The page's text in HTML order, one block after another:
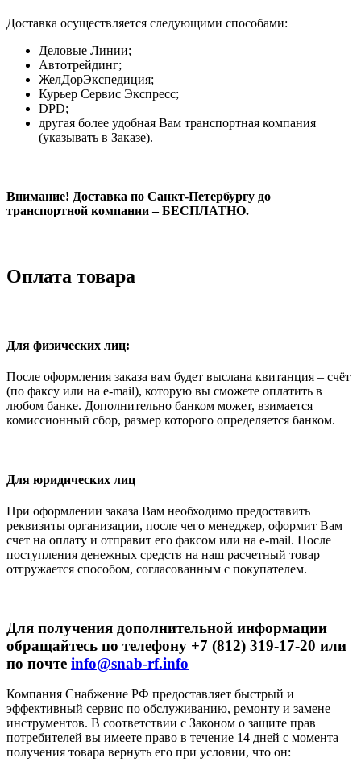
Доставка осуществляется следующими способами:
Деловые Линии;
Автотрейдинг;
ЖелДорЭкспедиция;
Курьер Сервис Экспресс;
DPD;
другая более удобная Вам транспортная компания
(указывать в Заказе).
Внимание! Доставка по Санкт-Петербургу до
транспортной компании – БЕСПЛАТНО.
Оплата товара
Для физических лиц:
После оформления заказа вам будет выслана квитанция – счёт
(по факсу или на e-mail), которую вы сможете оплатить в
любом банке. Дополнительно банком может, взимается
комиссионный сбор, размер которого определяется банком.
Для юридических лиц
При оформлении заказа Вам необходимо предоставить
реквизиты организации, после чего менеджер, оформит Вам
счет на оплату и отправит его факсом или на e-mail. После
поступления денежных средств на наш расчетный товар
отгружается способом, согласованным с покупателем.
Для получения дополнительной информации
обращайтесь по телефону +7 (812) 319-17-20 или
по почте info@snab-rf.info
Компания Снабжение РФ предоставляет быстрый и
эффективный сервис по обслуживанию, ремонту и замене
инструментов. В соответствии с Законом о защите прав
потребителей вы имеете право в течение 14 дней с момента
получения товара вернуть его при условии, что он: